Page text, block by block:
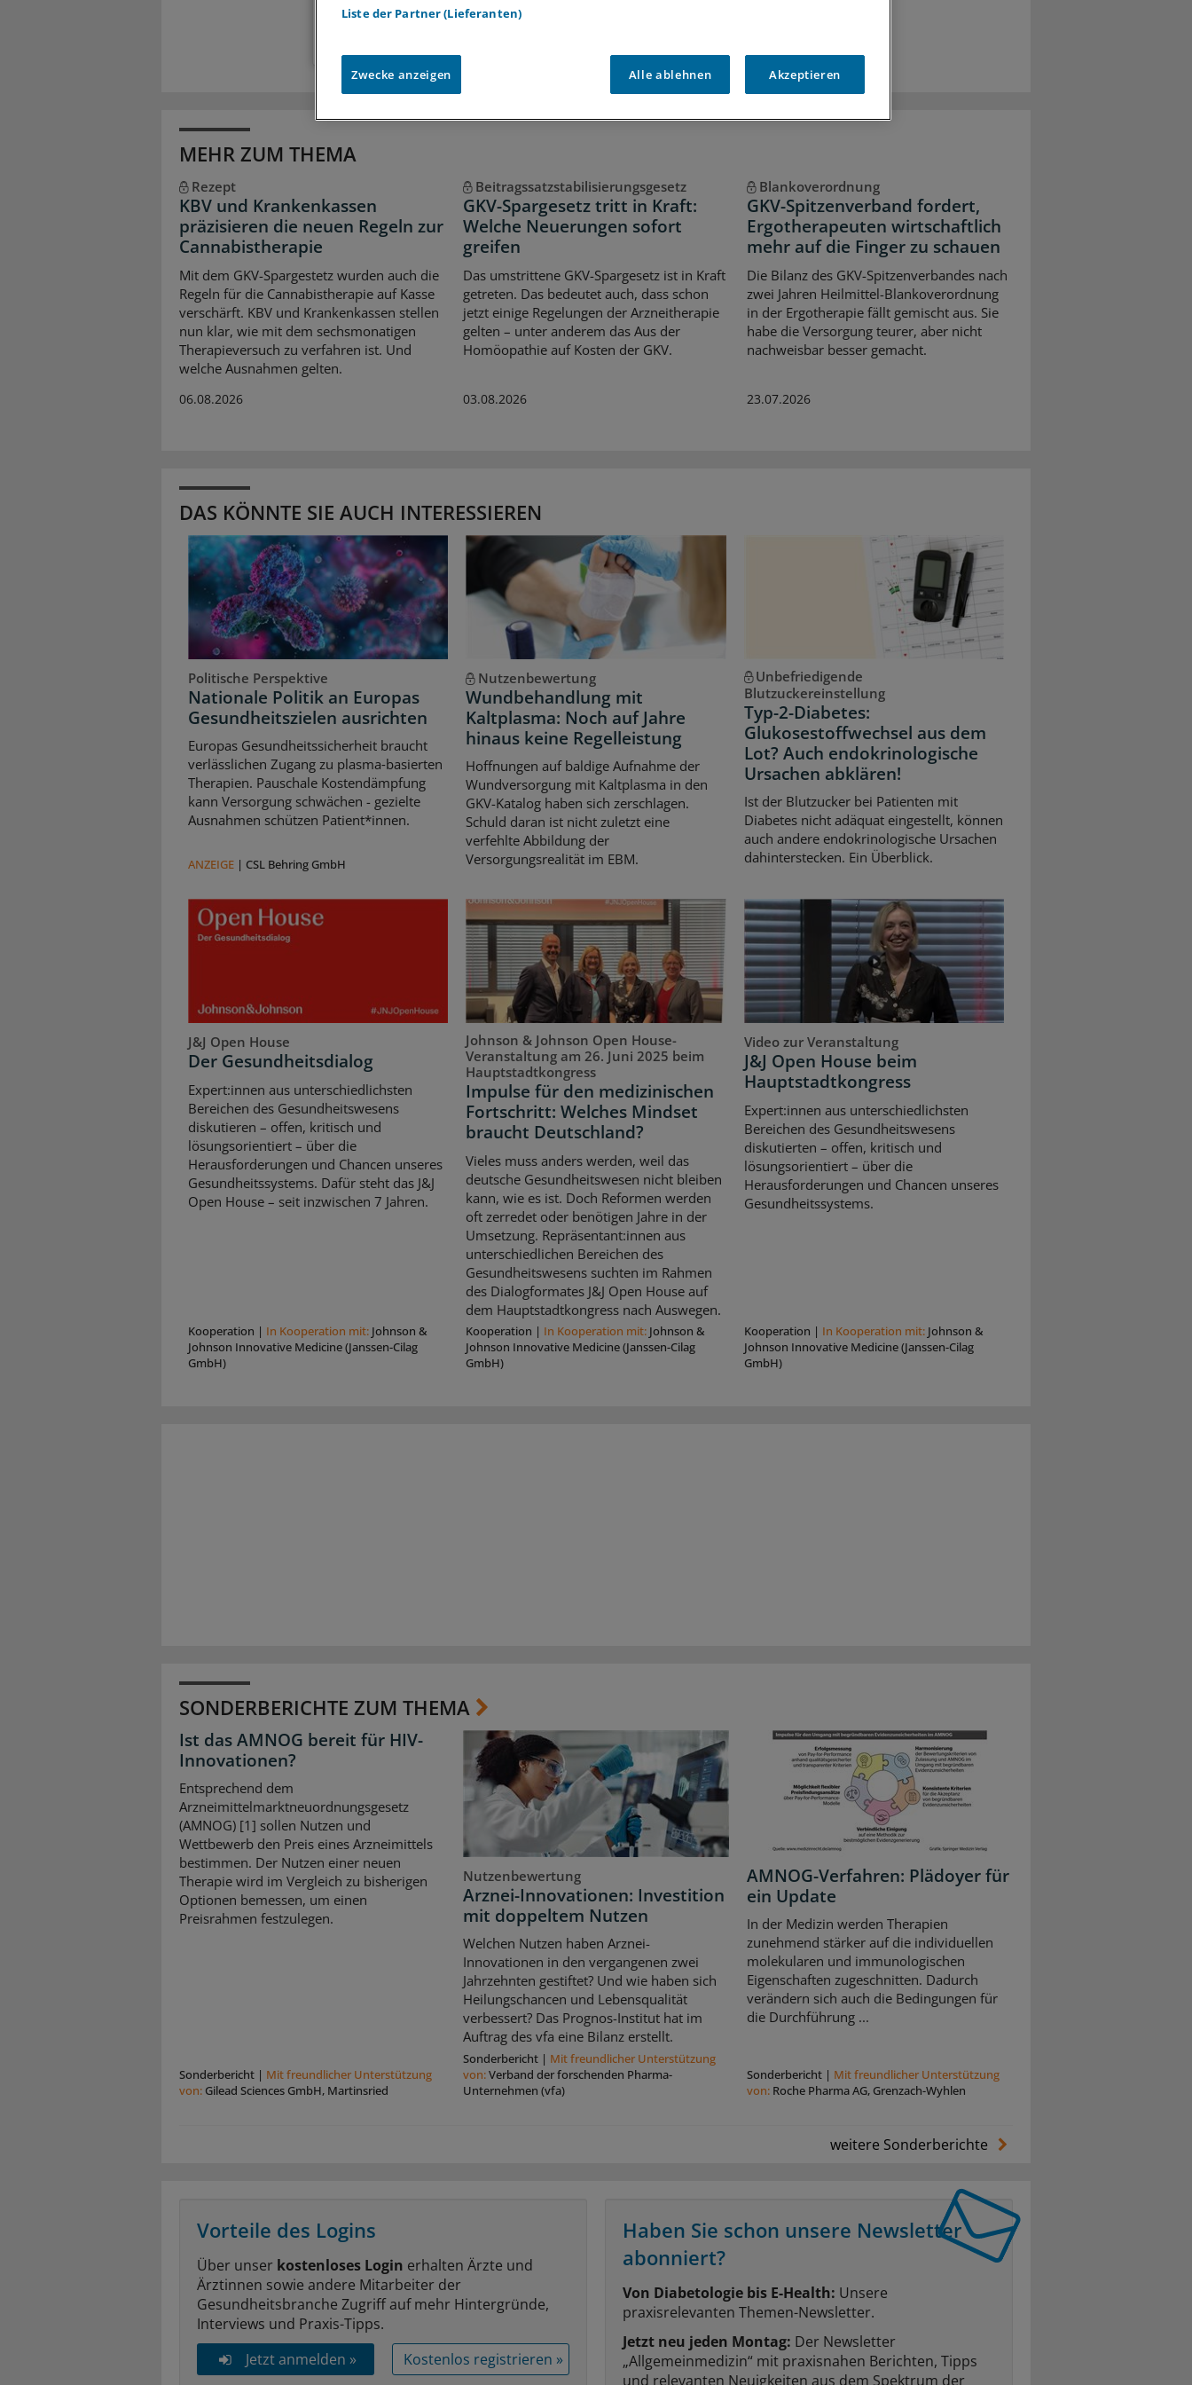
MEHR ZUM THEMA
Rezept
KBV und Krankenkassen
präzisieren die neuen Regeln zur
Cannabistherapie
Mit dem GKV-Spargestetz wurden auch die
Regeln für die Cannabistherapie auf Kasse
verschärft. KBV und Krankenkassen stellen
nun klar, wie mit dem sechsmonatigen
Therapieversuch zu verfahren ist. Und
welche Ausnahmen gelten.
06.08.2026
Beitragssatzstabilisierungsgesetz
GKV-Spargesetz tritt in Kraft:
Welche Neuerungen sofort
greifen
Das umstrittene GKV-Spargesetz ist in Kraft
getreten. Das bedeutet auch, dass schon
jetzt einige Regelungen der Arzneitherapie
gelten – unter anderem das Aus der
Homöopathie auf Kosten der GKV.
03.08.2026
Blankoverordnung
GKV-Spitzenverband fordert,
Ergotherapeuten wirtschaftlich
mehr auf die Finger zu schauen
Die Bilanz des GKV-Spitzenverbandes nach
zwei Jahren Heilmittel-Blankoverordnung
in der Ergotherapie fällt gemischt aus. Sie
habe die Versorgung teurer, aber nicht
nachweisbar besser gemacht.
23.07.2026
DAS KÖNNTE SIE AUCH INTERESSIEREN
Politische Perspektive
Nationale Politik an Europas
Gesundheitszielen ausrichten
Europas Gesundheitssicherheit braucht
verlässlichen Zugang zu plasma‑basierten
Therapien. Pauschale Kostendämpfung
kann Versorgung schwächen - gezielte
Ausnahmen schützen Patient*innen.
ANZEIGE | CSL Behring GmbH
Nutzenbewertung
Wundbehandlung mit
Kaltplasma: Noch auf Jahre
hinaus keine Regelleistung
Hoffnungen auf baldige Aufnahme der
Wundversorgung mit Kaltplasma in den
GKV-Katalog haben sich zerschlagen.
Schuld daran ist nicht zuletzt eine
verfehlte Abbildung der
Versorgungsrealität im EBM.
Unbefriedigende
Blutzuckereinstellung
Typ-2-Diabetes:
Glukosestoffwechsel aus dem
Lot? Auch endokrinologische
Ursachen abklären!
Ist der Blutzucker bei Patienten mit
Diabetes nicht adäquat eingestellt, können
auch andere endokrinologische Ursachen
dahinterstecken. Ein Überblick.
J&J Open House
Der Gesundheitsdialog
Expert:innen aus unterschiedlichsten
Bereichen des Gesundheitswesens
diskutieren – offen, kritisch und
lösungsorientiert – über die
Herausforderungen und Chancen unseres
Gesundheitssystems. Dafür steht das J&J
Open House – seit inzwischen 7 Jahren.
Kooperation | In Kooperation mit: Johnson &
Johnson Innovative Medicine (Janssen-Cilag
GmbH)
Johnson & Johnson Open House-
Veranstaltung am 26. Juni 2025 beim
Hauptstadtkongress
Impulse für den medizinischen
Fortschritt: Welches Mindset
braucht Deutschland?
Vieles muss anders werden, weil das
deutsche Gesundheitswesen nicht bleiben
kann, wie es ist. Doch Reformen werden
oft zerredet oder benötigen Jahre in der
Umsetzung. Repräsentant:innen aus
unterschiedlichen Bereichen des
Gesundheitswesens suchten im Rahmen
des Dialogformates J&J Open House auf
dem Hauptstadtkongress nach Auswegen.
Kooperation | In Kooperation mit: Johnson &
Johnson Innovative Medicine (Janssen-Cilag
GmbH)
Video zur Veranstaltung
J&J Open House beim
Hauptstadtkongress
Expert:innen aus unterschiedlichsten
Bereichen des Gesundheitswesens
diskutierten – offen, kritisch und
lösungsorientiert – über die
Herausforderungen und Chancen unseres
Gesundheitssystems.
Kooperation | In Kooperation mit: Johnson &
Johnson Innovative Medicine (Janssen-Cilag
GmbH)
SONDERBERICHTE ZUM THEMA
Ist das AMNOG bereit für HIV-
Innovationen?
Entsprechend dem
Arzneimittelmarktneuordnungsgesetz
(AMNOG) [1] sollen Nutzen und
Wettbewerb den Preis eines Arzneimittels
bestimmen. Der Nutzen einer neuen
Therapie wird im Vergleich zu bisherigen
Optionen bemessen, um einen
Preisrahmen festzulegen.
Sonderbericht | Mit freundlicher Unterstützung
von: Gilead Sciences GmbH, Martinsried
Nutzenbewertung
Arznei-Innovationen: Investition
mit doppeltem Nutzen
Welchen Nutzen haben Arznei-
Innovationen in den vergangenen zwei
Jahrzehnten gestiftet? Und wie haben sich
Heilungschancen und Lebensqualität
verbessert? Das Prognos-Institut hat im
Auftrag des vfa eine Bilanz erstellt.
Sonderbericht| Mit freundlicher Unterstützung
von:Verband der forschenden Pharma-
Unternehmen (vfa)
AMNOG-Verfahren: Plädoyer für
ein Update
In der Medizin werden Therapien
zunehmend stärker auf die individuellen
molekularen und immunologischen
Eigenschaften zugeschnitten. Dadurch
verändern sich auch die Bedingungen für
die Durchführung ...
Sonderbericht| Mit freundlicher Unterstützung
von: Roche Pharma AG, Grenzach-Wyhlen
weitere Sonderberichte
Vorteile des Logins
Über unser kostenloses Login erhalten Ärzte und
Ärztinnen sowie andere Mitarbeiter der
Gesundheitsbranche Zugriff auf mehr Hintergründe,
Interviews und Praxis-Tipps.
Jetzt anmelden »
Kostenlos registrieren »
Haben Sie schon unsere Newsletter
abonniert?
Von Diabetologie bis E-Health: Unsere
praxisrelevanten Themen-Newsletter.
Jetzt neu jeden Montag: Der Newsletter
„Allgemeinmedizin“ mit praxisnahen Berichten, Tipps
und relevanten Neuigkeiten aus dem Spektrum der
Liste der Partner (Lieferanten)
Zwecke anzeigen Alle ablehnen Akzeptieren